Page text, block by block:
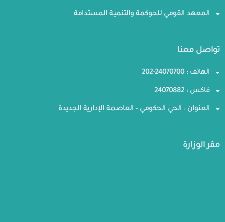
المعهد القومي للحوكمة والتنمية المستدامة
تواصل معنا
الهاتف : 24070700-202
فاكس : 24070882
العنوان : الحي الحكومي - العاصمة الإدارية الجديدة
مقر الوزارة